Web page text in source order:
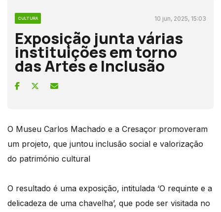
CULTURA 10 jun, 2025, 15:03
Exposição junta várias
instituições em torno
das Artes e Inclusão
O Museu Carlos Machado e a Cresaçor promoveram
um projeto, que juntou inclusão social e valorização
do património cultural
O resultado é uma exposição, intitulada ‘O requinte e a
delicadeza de uma chavelha’, que pode ser visitada no